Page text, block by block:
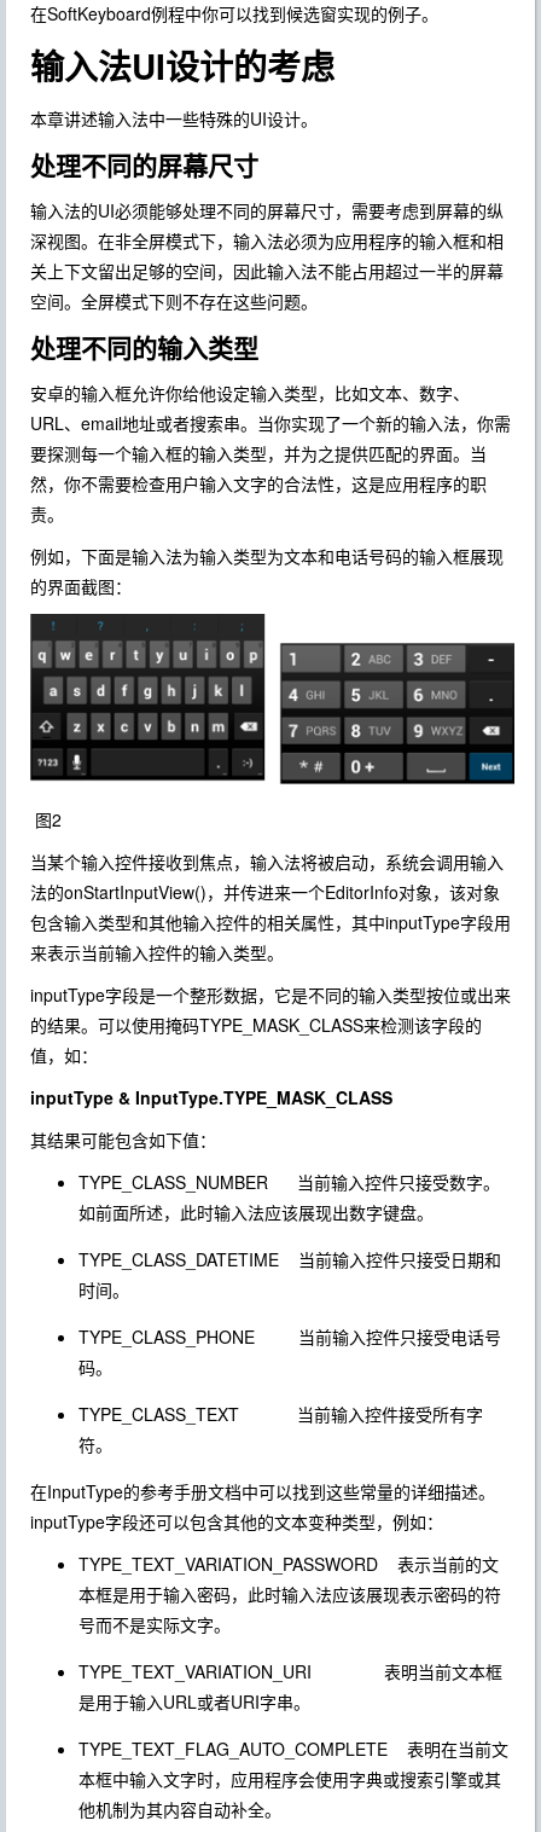
在SoftKeyboard例程中你可以找到候选窗实现的例子。
输入法UI设计的考虑
本章讲述输入法中一些特殊的UI设计。
处理不同的屏幕尺寸
输入法的UI必须能够处理不同的屏幕尺寸，需要考虑到屏幕的纵
深视图。在非全屏模式下，输入法必须为应用程序的输入框和相
关上下文留出足够的空间，因此输入法不能占用超过一半的屏幕
空间。全屏模式下则不存在这些问题。
处理不同的输入类型
安卓的输入框允许你给他设定输入类型，比如文本、数字、
URL、email地址或者搜索串。当你实现了一个新的输入法，你需
要探测每一个输入框的输入类型，并为之提供匹配的界面。当
然，你不需要检查用户输入文字的合法性，这是应用程序的职
责。
例如，下面是输入法为输入类型为文本和电话号码的输入框展现
的界面截图：
图2
当某个输入控件接收到焦点，输入法将被启动，系统会调用输入
法的onStartInputView()，并传进来一个EditorInfo对象，该对象
包含输入类型和其他输入控件的相关属性，其中inputType字段用
来表示当前输入控件的输入类型。
inputType字段是一个整形数据，它是不同的输入类型按位或出来
的结果。可以使用掩码TYPE_MASK_CLASS来检测该字段的
值，如：
inputType & InputType.TYPE_MASK_CLASS
其结果可能包含如下值：
TYPE_CLASS_NUMBER 当前输入控件只接受数字。
如前面所述，此时输入法应该展现出数字键盘。
TYPE_CLASS_DATETIME 当前输入控件只接受日期和
时间。
TYPE_CLASS_PHONE 当前输入控件只接受电话号
码。
TYPE_CLASS_TEXT 当前输入控件接受所有字
符。
在InputType的参考手册文档中可以找到这些常量的详细描述。
inputType字段还可以包含其他的文本变种类型，例如：
TYPE_TEXT_VARIATION_PASSWORD 表示当前的文
本框是用于输入密码，此时输入法应该展现表示密码的符
号而不是实际文字。
TYPE_TEXT_VARIATION_URI 表明当前文本框
是用于输入URL或者URI字串。
TYPE_TEXT_FLAG_AUTO_COMPLETE 表明在当前文
本框中输入文字时，应用程序会使用字典或搜索引擎或其
他机制为其内容自动补全。